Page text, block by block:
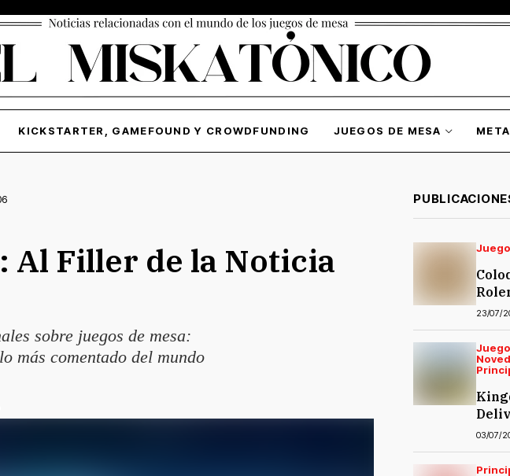
KICKSTARTER, GAMEFOUND Y CROWDFUNDING JUEGOS DE MESA
Al Filler de la Noticia
sobre juegos de mesa:
más comentado del mundo
23/07/
03/07/